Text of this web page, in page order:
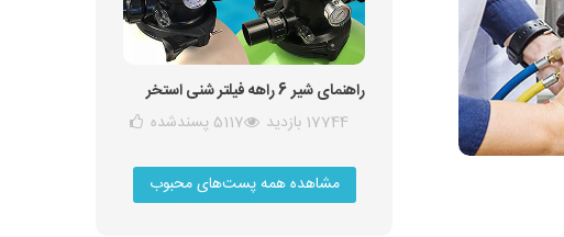
راهنمای شیر 6 راهه فیلتر شنی استخر
17744 بازدید
5117 پسندشده
مشاهده همه پست‌های محبوب